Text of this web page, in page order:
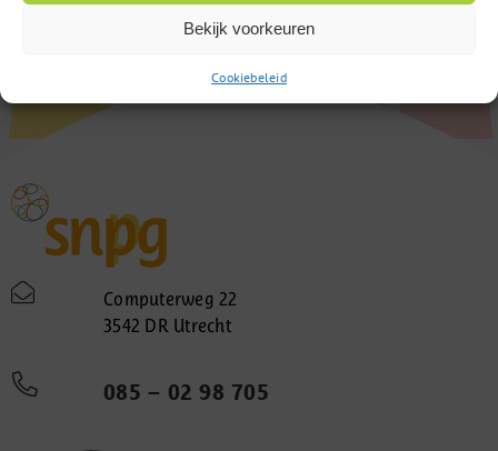
Bekijk voorkeuren
Cookiebeleid
Computerweg 22
3542 DR Utrecht
085 – 02 98 705